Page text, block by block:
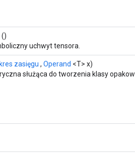
()
uchwyt tensora.
zasięgu , Operand <T> x)
służąca do tworzenia klasy